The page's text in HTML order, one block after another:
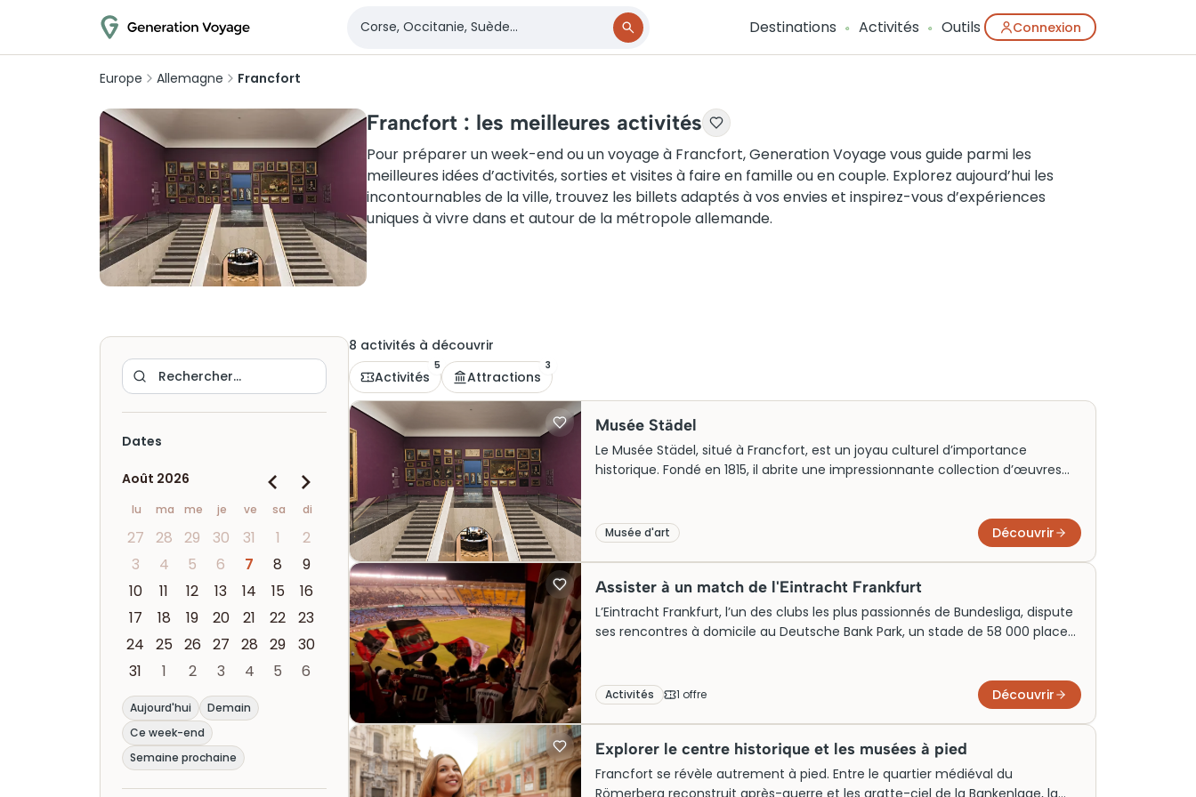
Destinations Activités Outils Connexion
Europe Allemagne Francfort
Francfort : les meilleures activités
Pour préparer un week-end ou un voyage à Francfort, Generation Voyage vous guide parmi les
meilleures idées d’activités, sorties et visites à faire en famille ou en couple. Explorez aujourd’hui les
incontournables de la ville, trouvez les billets adaptés à vos envies et inspirez-vous d’expériences
uniques à vivre dans et autour de la métropole allemande.
Dates
Août 2026
lu ma me je ve sa di
27 28 29 30 31 1
2
3
4 5 6 7 8
9
10
11 12 13 14 15
16
17
18 19 20 21 22
23
24
25 26 27 28 29
30
31
1 2 3 4 5 6
Aujourd'hui
Demain
Ce week-end
Semaine prochaine
8 activités à découvrir
Activités
5
Attractions
3
Musée Städel
Le Musée Städel, situé à Francfort, est un joyau culturel d’importance
historique. Fondé en 1815, il abrite une impressionnante collection d’œuvres
privée, il est aujourd’hui une attraction incontournable. Pour profiter
pleinement de la visite, il est conseillé d’acheter des billets à l’avance.
Musée d'art Découvrir
Assister à un match de l'Eintracht Frankfurt
L’Eintracht Frankfurt, l’un des clubs les plus passionnés de Bundesliga, dispute
ses rencontres à domicile au Deutsche Bank Park, un stade de 58 000 places
s’impose, notamment pour les derbys et les matchs de coupe d’Europe, où
les tribunes affichent complet plusieurs semaines à l’avance.
Activités 1 offre Découvrir
Explorer le centre historique et les musées à pied
Francfort se révèle autrement à pied. Entre le quartier médiéval du
Römerberg reconstruit après-guerre et les gratte-ciel de la Bankenlage, la